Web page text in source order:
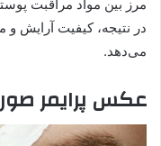
مرز بین مواد مراقبت
در نتیجه، کیفیت آرایش و
می‌دهد.
عکس پرایمر